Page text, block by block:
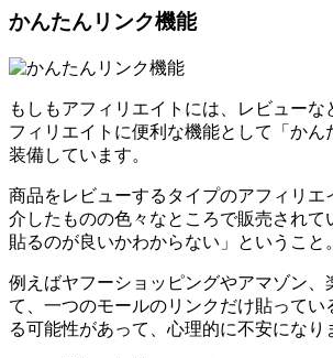
かんたんリンク機能
もしもアフィリエイトには、レビューな
フィリエイトに便利な機能として「かん
装備しています。
商品をレビューするタイプのアフィリエ
介したものの色々なところで販売されて
貼るのが良いかわからない」ということ。
例えばヤフーショッピングやアマゾン、
て、一つのモールのリンクだけ貼ってい
る可能性があって、心理的に不安になり